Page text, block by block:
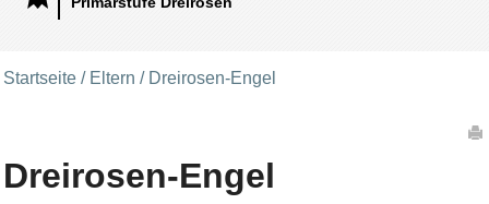
Startseite / Eltern / Dreirosen-Engel
Dreirosen-Engel